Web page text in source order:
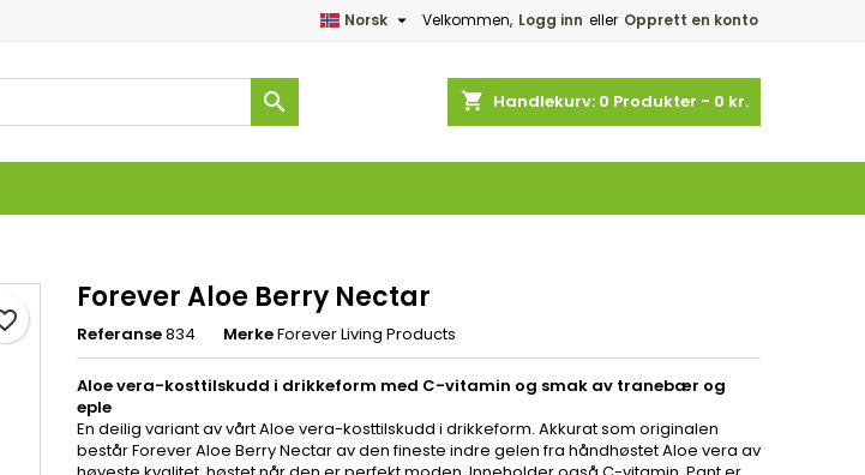
Velkommen, Logg inn eller Opprett en konto
Norsk 
shopping_cart Handlekurv: 0 Produkter - 0 kr.

Forever Aloe Berry Nectar
Referanse834 MerkeForever Living Products
Aloe vera-kosttilskudd i drikkeform med C-vitamin og smak av tranebær og
eple
En deilig variant av vårt Aloe vera-kosttilskudd i drikkeform. Akkurat som originalen
består Forever Aloe Berry Nectar av den fineste indre gelen fra håndhøstet Aloe vera av
produkter i ønskelisten din.